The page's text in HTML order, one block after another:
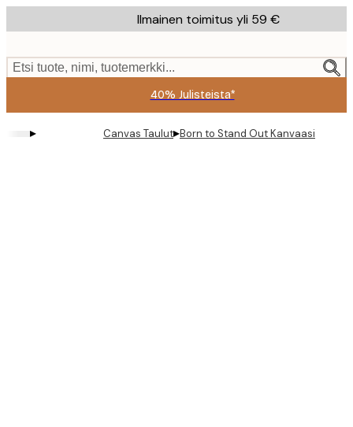
to
content.
Ilmainen toimitus yli 59 €
Etsi tuote, nimi, tuotemerkki...
40% Julisteista*
▸ Canvas Taulut▸Born to Stand Out Kanvaasi